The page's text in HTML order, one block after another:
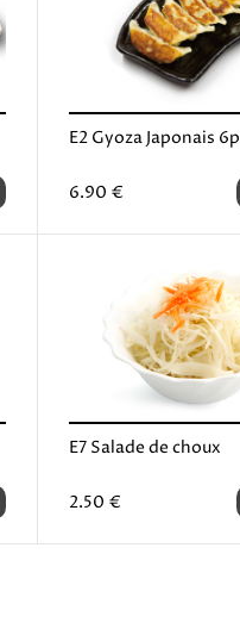
E2 Gyoza Japonais 6p
6.90 €
E7 Salade de choux
2.50 €